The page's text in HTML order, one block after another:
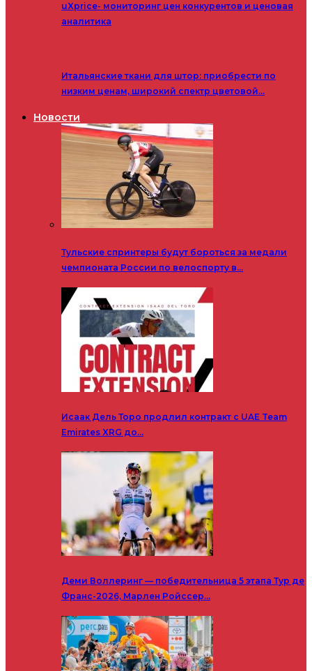
uXprice- мониторинг цен конкурентов и ценовая
аналитика
Итальянские ткани для штор: приобрести по
низким ценам, широкий спектр цветовой…
Новости
Тульские спринтеры будут бороться за медали
чемпионата России по велоспорту в…
Исаак Дель Торо продлил контракт с UAE Team
Emirates XRG до…
Деми Воллеринг — победительница 5 этапа Тур де
Франс-2026, Марлен Ройссер…